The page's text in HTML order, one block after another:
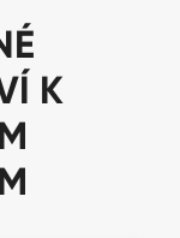
K